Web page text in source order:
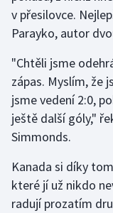
Lezení
Lyže a snowboard
Moderní pětiboj
Motorsport
Olympijské hry
Parasport
v přesilovce.
Parayko, autor
"Chtěli jsme
zápas. Myslím, že
jsme vedení 2:0,
ještě další góly,"
Simmonds.
Kanada si díky
které jí už nikdo
radují prozatím